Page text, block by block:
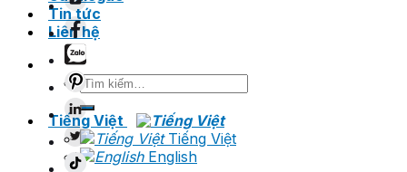
Tin tức
Liên hệ
Tìm
kiếm:
Tiếng Việt
Tiếng Việt
English